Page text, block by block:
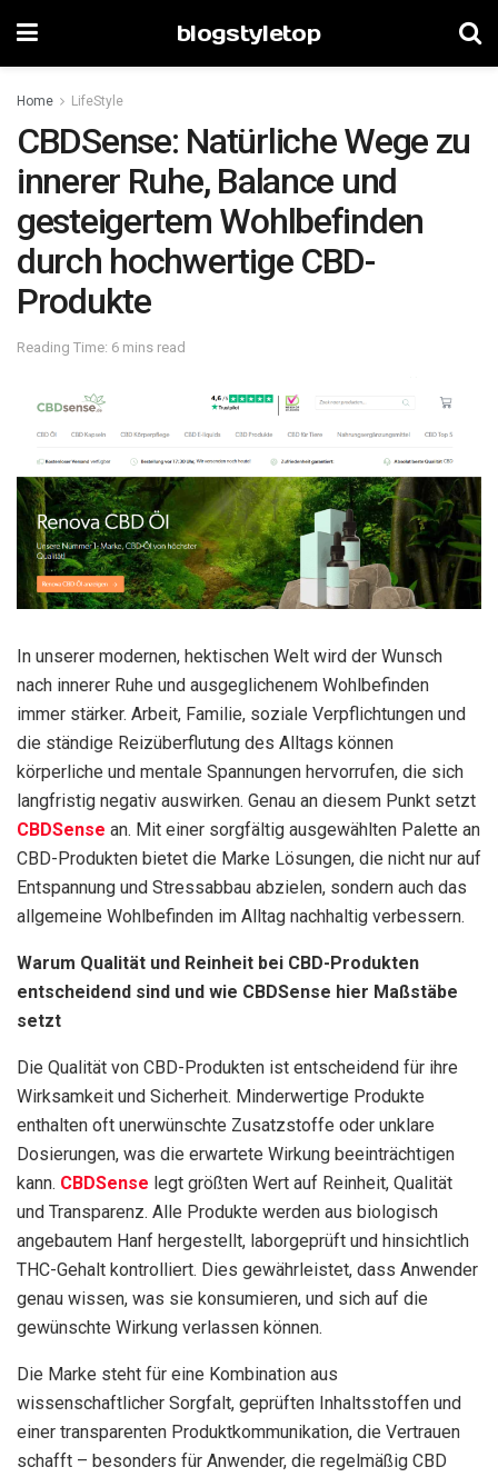
blogstyletop
Home LifeStyle
CBDSense: Natürliche Wege zu
innerer Ruhe, Balance und
gesteigertem Wohlbefinden
durch hochwertige CBD-
Produkte
Reading Time: 6 mins read
In unserer modernen, hektischen Welt wird der Wunsch
nach innerer Ruhe und ausgeglichenem Wohlbefinden
immer stärker. Arbeit, Familie, soziale Verpflichtungen und
die ständige Reizüberflutung des Alltags können
körperliche und mentale Spannungen hervorrufen, die sich
langfristig negativ auswirken. Genau an diesem Punkt setzt
CBDSense an. Mit einer sorgfältig ausgewählten Palette an
CBD-Produkten bietet die Marke Lösungen, die nicht nur auf
Entspannung und Stressabbau abzielen, sondern auch das
allgemeine Wohlbefinden im Alltag nachhaltig verbessern.
Warum Qualität und Reinheit bei CBD-Produkten
entscheidend sind und wie CBDSense hier Maßstäbe
setzt
Die Qualität von CBD-Produkten ist entscheidend für ihre
Wirksamkeit und Sicherheit. Minderwertige Produkte
enthalten oft unerwünschte Zusatzstoffe oder unklare
Dosierungen, was die erwartete Wirkung beeinträchtigen
kann. CBDSense legt größten Wert auf Reinheit, Qualität
und Transparenz. Alle Produkte werden aus biologisch
angebautem Hanf hergestellt, laborgeprüft und hinsichtlich
THC-Gehalt kontrolliert. Dies gewährleistet, dass Anwender
genau wissen, was sie konsumieren, und sich auf die
gewünschte Wirkung verlassen können.
Die Marke steht für eine Kombination aus
wissenschaftlicher Sorgfalt, geprüften Inhaltsstoffen und
einer transparenten Produktkommunikation, die Vertrauen
schafft – besonders für Anwender, die regelmäßig CBD